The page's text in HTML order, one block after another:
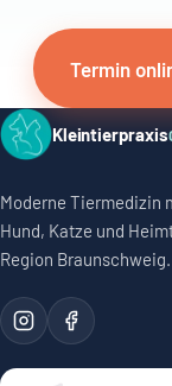
Termin
Kleintierpraxis
Moderne Tiermedizin
Hund, Katze und
Region Braunschweig.